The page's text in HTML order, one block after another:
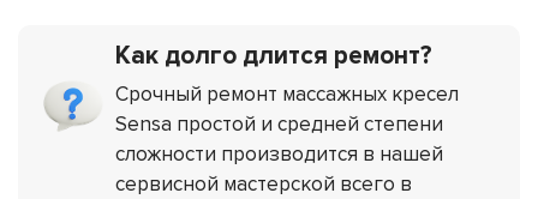
Как долго длится ремонт?
Срочный ремонт массажных кресел
Sensa простой и средней степени
сложности производится в нашей
сервисной мастерской всего в